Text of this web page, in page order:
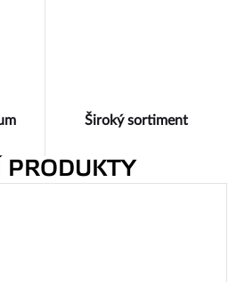
Široký sortiment
PRODUKTY